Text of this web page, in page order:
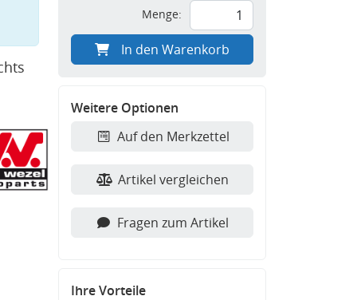
Menge:
In den Warenkorb
Weitere Optionen
Auf den Merkzettel
Artikel vergleichen
Fragen zum Artikel
Ihre Vorteile